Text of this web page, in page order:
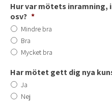
Hur var mötets inramning,
osv? *
Mindre bra
Bra
Mycket bra
Har mötet gett dig nya
Ja
Nej